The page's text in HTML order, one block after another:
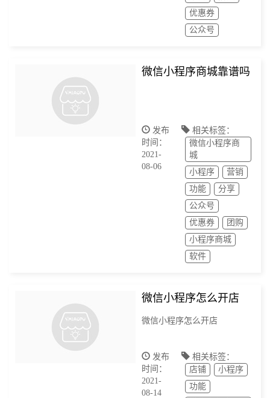
优惠券
公众号
微信小程序商城靠谱吗
发布
时间：
2021-
08-06
相关标签：
微信小程序商
城
小程序
营销
功能
分享
公众号
优惠券
团购
小程序商城
软件
微信小程序怎么开店
微信小程序怎么开店
发布
时间：
2021-
08-14
相关标签：
店铺
小程序
功能